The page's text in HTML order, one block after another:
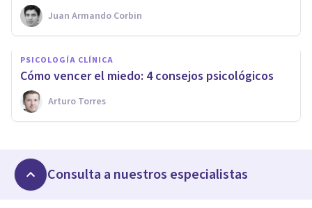
Juan Armando Corbin
PSICOLOGÍA CLÍNICA
Cómo vencer el miedo: 4 consejos psicológicos
Arturo Torres
Consulta a nuestros especialistas